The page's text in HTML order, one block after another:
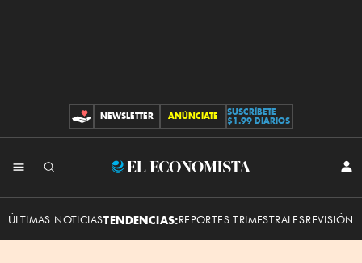
CONTRIBUCIONES
NEWSLETTER ANÚNCIATE
SUSCRÍBETE
$1.99 DIARIOS
El
ÚLTIMAS NOTICIASTENDENCIAS:REPORTES TRIMESTRALESREVISIÓN